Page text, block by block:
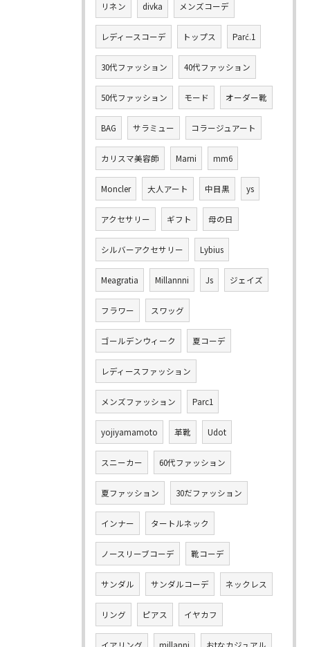
リネン divka メンズコーデ
レディースコーデ トップス Parć.1
30代ファッション 40代ファッション
50代ファッション モード オーダー靴
BAG サラミュー コラージュアート
カリスマ美容師 Marni mm6
Moncler 大人アート 中目黒 ys
アクセサリー ギフト 母の日
シルバーアクセサリー Lybius
Meagratia Millannni Js ジェイズ
フラワー スワッグ
ゴールデンウィーク 夏コーデ
レディースファッション
メンズファッション Parc1
yojiyamamoto 革靴 Udot
スニーカー 60代ファッション
夏ファッション 30だファッション
インナー タートルネック
ノースリーブコーデ 靴コーデ
サンダル サンダルコーデ ネックレス
リング ピアス イヤカフ